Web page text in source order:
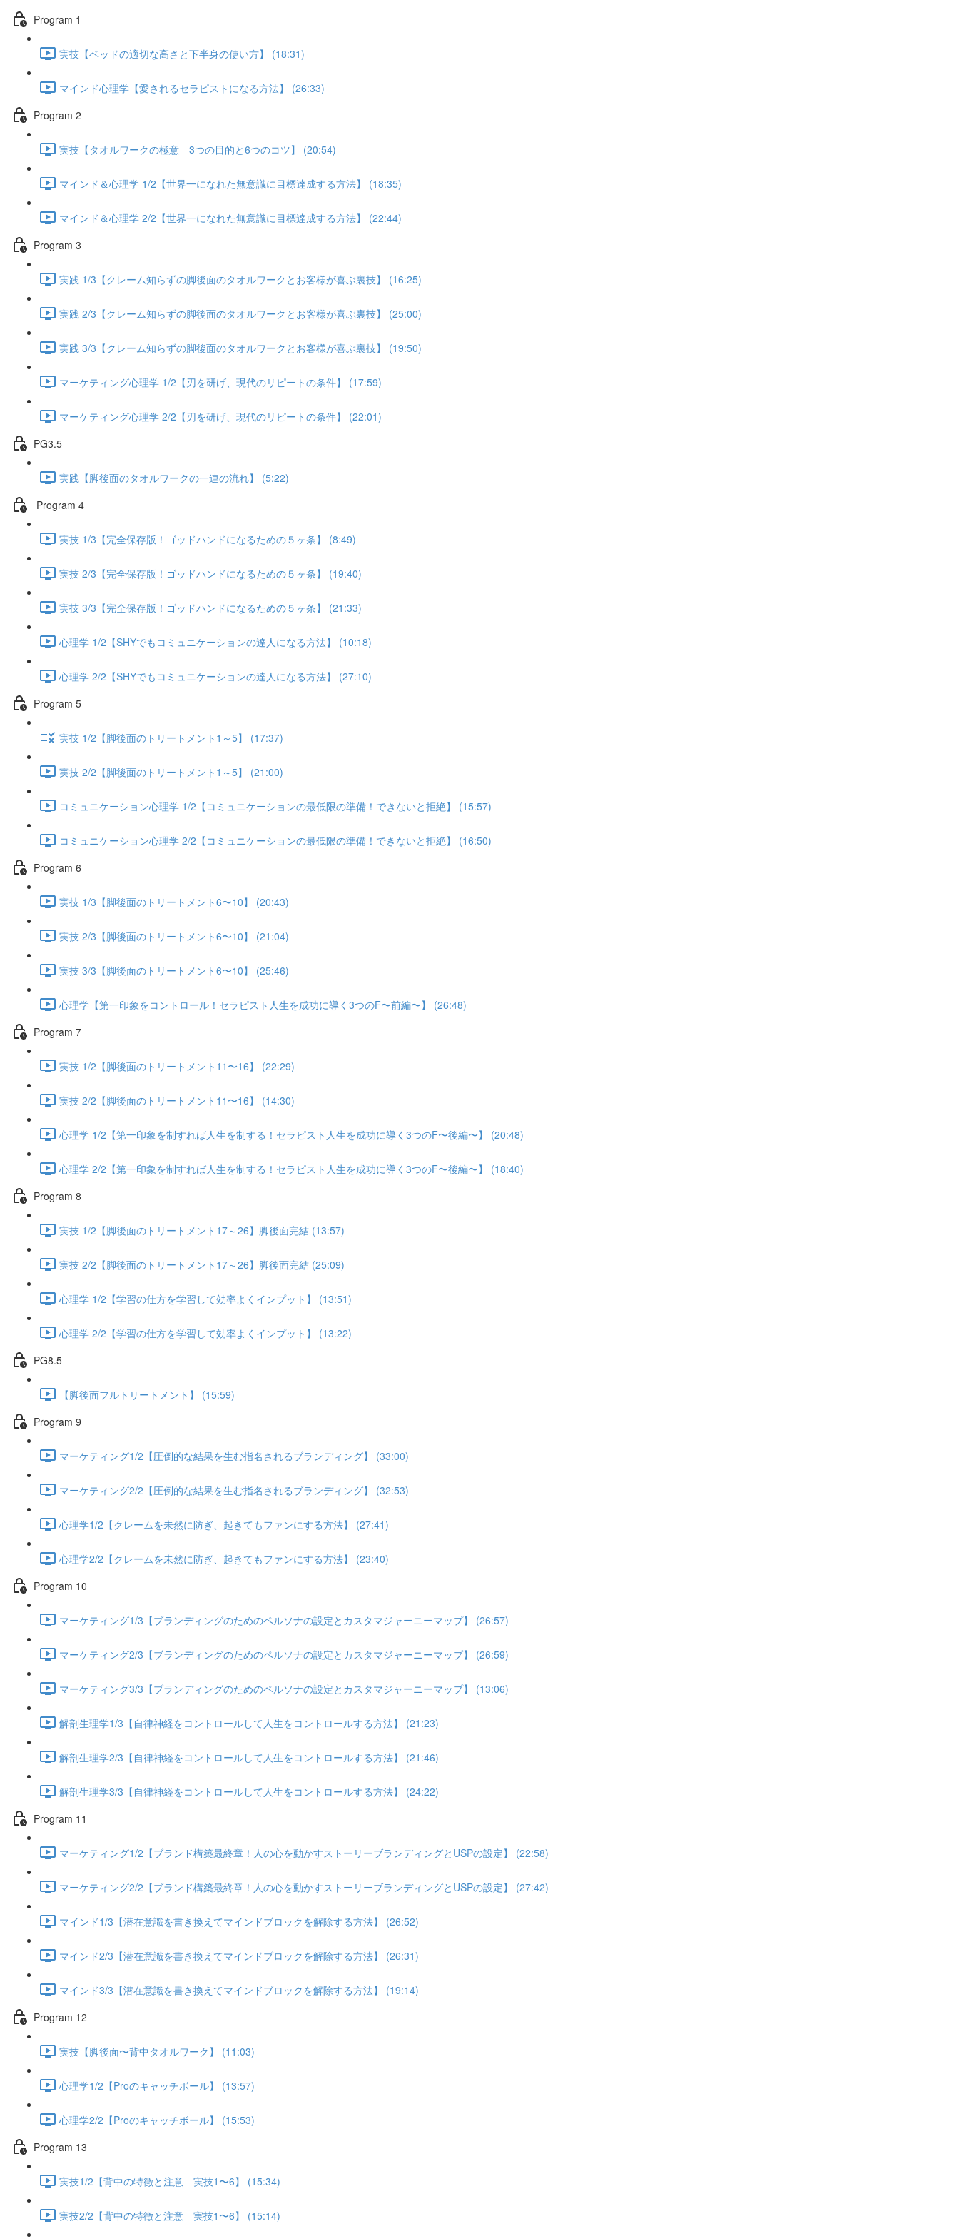
Program 1
実技【ベッドの適切な高さと下半身の使い方】 (18:31)
マインド心理学【愛されるセラピストになる方法】 (26:33)
Program 2
実技【タオルワークの極意 3つの目的と6つのコツ】 (20:54)
マインド＆心理学 1/2【世界一になれた無意識に目標達成する方法】 (18:35)
マインド＆心理学 2/2【世界一になれた無意識に目標達成する方法】 (22:44)
Program 3
実践 1/3【クレーム知らずの脚後面のタオルワークとお客様が喜ぶ裏技】 (16:25)
実践 2/3【クレーム知らずの脚後面のタオルワークとお客様が喜ぶ裏技】 (25:00)
実践 3/3【クレーム知らずの脚後面のタオルワークとお客様が喜ぶ裏技】 (19:50)
マーケティング心理学 1/2【刃を研げ、現代のリピートの条件】 (17:59)
マーケティング心理学 2/2【刃を研げ、現代のリピートの条件】 (22:01)
PG3.5
実践【脚後面のタオルワークの一連の流れ】 (5:22)
Program 4
実技 1/3【完全保存版！ゴッドハンドになるための５ヶ条】 (8:49)
実技 2/3【完全保存版！ゴッドハンドになるための５ヶ条】 (19:40)
実技 3/3【完全保存版！ゴッドハンドになるための５ヶ条】 (21:33)
心理学 1/2【SHYでもコミュニケーションの達人になる方法】 (10:18)
心理学 2/2【SHYでもコミュニケーションの達人になる方法】 (27:10)
Program 5
実技 1/2【脚後面のトリートメント1～5】 (17:37)
実技 2/2【脚後面のトリートメント1～5】 (21:00)
コミュニケーション心理学 1/2【コミュニケーションの最低限の準備！できないと拒絶】 (15:57)
コミュニケーション心理学 2/2【コミュニケーションの最低限の準備！できないと拒絶】 (16:50)
Program 6
実技 1/3【脚後面のトリートメント6〜10】 (20:43)
実技 2/3【脚後面のトリートメント6〜10】 (21:04)
実技 3/3【脚後面のトリートメント6〜10】 (25:46)
心理学【第一印象をコントロール！セラピスト人生を成功に導く3つのF〜前編〜】 (26:48)
Program 7
実技 1/2【脚後面のトリートメント11〜16】 (22:29)
実技 2/2【脚後面のトリートメント11〜16】 (14:30)
心理学 1/2【第一印象を制すれば人生を制する！セラピスト人生を成功に導く3つのF〜後編〜】 (20:48)
心理学 2/2【第一印象を制すれば人生を制する！セラピスト人生を成功に導く3つのF〜後編〜】 (18:40)
Program 8
実技 1/2【脚後面のトリートメント17～26】脚後面完結 (13:57)
実技 2/2【脚後面のトリートメント17～26】脚後面完結 (25:09)
心理学 1/2【学習の仕方を学習して効率よくインプット】 (13:51)
心理学 2/2【学習の仕方を学習して効率よくインプット】 (13:22)
PG8.5
【脚後面フルトリートメント】 (15:59)
Program 9
マーケティング1/2【圧倒的な結果を生む指名されるブランディング】 (33:00)
マーケティング2/2【圧倒的な結果を生む指名されるブランディング】 (32:53)
心理学1/2【クレームを未然に防ぎ、起きてもファンにする方法】 (27:41)
心理学2/2【クレームを未然に防ぎ、起きてもファンにする方法】 (23:40)
Program 10
マーケティング1/3【ブランディングのためのペルソナの設定とカスタマジャーニーマップ】 (26:57)
マーケティング2/3【ブランディングのためのペルソナの設定とカスタマジャーニーマップ】 (26:59)
マーケティング3/3【ブランディングのためのペルソナの設定とカスタマジャーニーマップ】 (13:06)
解剖生理学1/3【自律神経をコントロールして人生をコントロールする方法】 (21:23)
解剖生理学2/3【自律神経をコントロールして人生をコントロールする方法】 (21:46)
解剖生理学3/3【自律神経をコントロールして人生をコントロールする方法】 (24:22)
Program 11
マーケティング1/2【ブランド構築最終章！人の心を動かすストーリーブランディングとUSPの設定】 (22:58)
マーケティング2/2【ブランド構築最終章！人の心を動かすストーリーブランディングとUSPの設定】 (27:42)
マインド1/3【潜在意識を書き換えてマインドブロックを解除する方法】 (26:52)
マインド2/3【潜在意識を書き換えてマインドブロックを解除する方法】 (26:31)
マインド3/3【潜在意識を書き換えてマインドブロックを解除する方法】 (19:14)
Program 12
実技【脚後面〜背中タオルワーク】 (11:03)
心理学1/2【Proのキャッチボール】 (13:57)
心理学2/2【Proのキャッチボール】 (15:53)
Program 13
実技1/2【背中の特徴と注意 実技1〜6】 (15:34)
実技2/2【背中の特徴と注意 実技1〜6】 (15:14)